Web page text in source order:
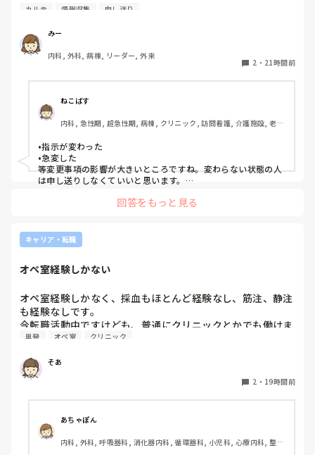
りと記録に残していない場合はとても困ることが増えまし
た。申し送り自体は存在していますが、後残業もなくす風潮
で、5分以内で終わるように、と言われています。
人にもよるのですが、端的な申し送りのためにこれだけは知
っておきたい内容は何ですか？？
カルテ 情報収集 申し送り
みー
内科, 外科, 病棟, リーダー, 外来
2 ・ 21時間前
ねこばす
内科, 急性期, 超急性期, 病棟, クリニック, 訪問看護, 介護施設, 老健
末期, 透析, 保育園・学校, SCU, 派遣, 小規模多機能, 看護多機能
•指示が変わった
•急変した
等変更事項の影響が大きいところですね。変わらない状態の人
は申し送りしなくていいと思います。
Wordで文章を作って渡してました。
回答をもっと見る
キャリア・転職
オペ室経験しかない
オペ室経験しかなく、採血もほとんど経験なし、筋注、静注
も経験なしです。
今転職活動中ですけども、普通にクリニックとかでも働けま
すかね(考えてるところは、眼科や皮膚科あたりです)
もう一つ、単発のバイトもしたいのですがオペ室経験しかな
い人でも働けるようなところはありますかね。
病棟経験も一度もないので色々と不安でいっぱいです。
単発 オペ室 クリニック
そあ
2 ・ 19時間前
あちゃぽん
内科, 外科, 呼吸器科, 消化器内科, 循環器科, 小児科, 心療内科, 整形